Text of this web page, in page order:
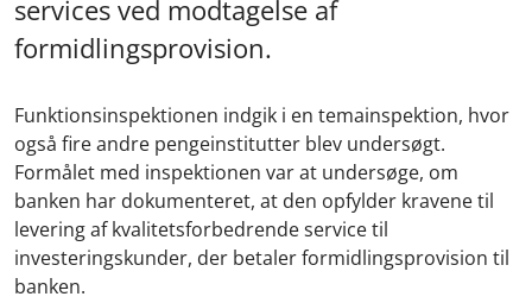
services ved modtagelse af
formidlingsprovision.
Funktionsinspektionen indgik i en temainspektion, hvor
også fire andre pengeinstitutter blev undersøgt.
Formålet med inspektionen var at undersøge, om
banken har dokumenteret, at den opfylder kravene til
levering af kvalitetsforbedrende service til
investeringskunder, der betaler formidlingsprovision til
banken.